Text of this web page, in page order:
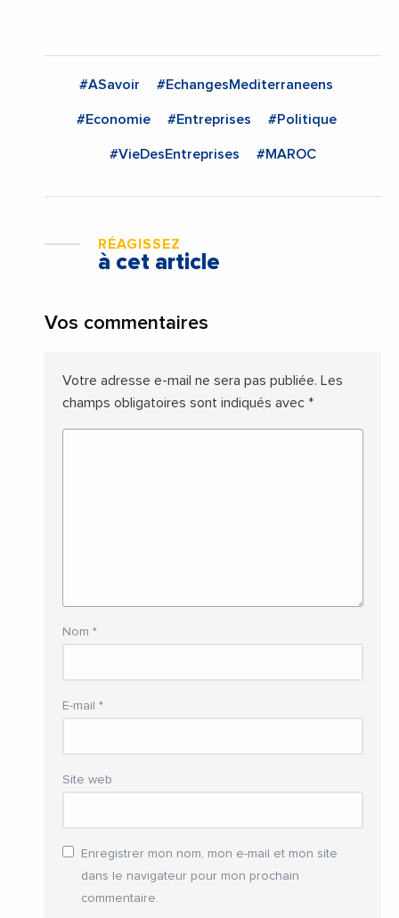
#ASavoir #EchangesMediterraneens
#Economie #Entreprises #Politique
#VieDesEntreprises #MAROC
RÉAGISSEZ
à cet article
Vos commentaires
Votre adresse e-mail ne sera pas publiée. Les
champs obligatoires sont indiqués avec *
Nom *
E-mail *
Site web
Enregistrer mon nom, mon e-mail et mon site
dans le navigateur pour mon prochain
commentaire.